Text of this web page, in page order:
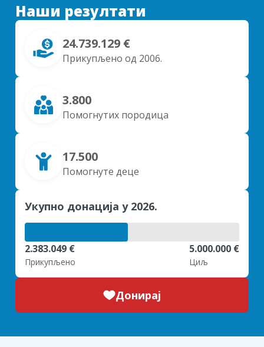
Наши резултати
24.739.129 €
Прикупљено од 2006.
3.800
Помогнутих породица
17.500
Помогнуте деце
Укупно донација у 2026.
2.383.049 €
Прикупљено
5.000.000 €
Циљ
Донирај